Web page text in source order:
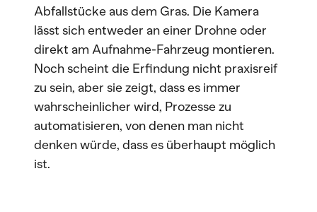
Abfallstücke aus dem Gras. Die Kamera
lässt sich entweder an einer Drohne oder
direkt am Aufnahme-Fahrzeug montieren.
Noch scheint die Erfindung nicht praxisreif
zu sein, aber sie zeigt, dass es immer
wahrscheinlicher wird, Prozesse zu
automatisieren, von denen man nicht
denken würde, dass es überhaupt möglich
ist.